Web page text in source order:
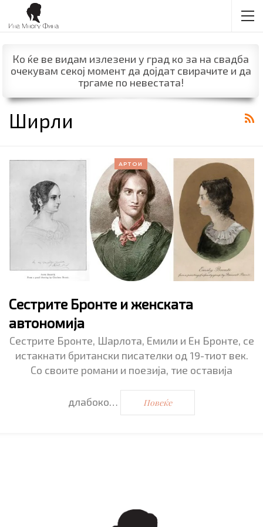
Ко ќе ве видам излезени у град ко за на свадба
очекувам секој момент да дојдат свирачите и да
тргаме по невестата!
Ширли
АРТОИ
Сестрите Бронте и женската
автономија
Сестрите Бронте, Шарлота, Емили и Ен Бронте, се
истакнати британски писателки од 19-тиот век.
Со своите романи и поезија, тие оставија
длабоко… Повеќе